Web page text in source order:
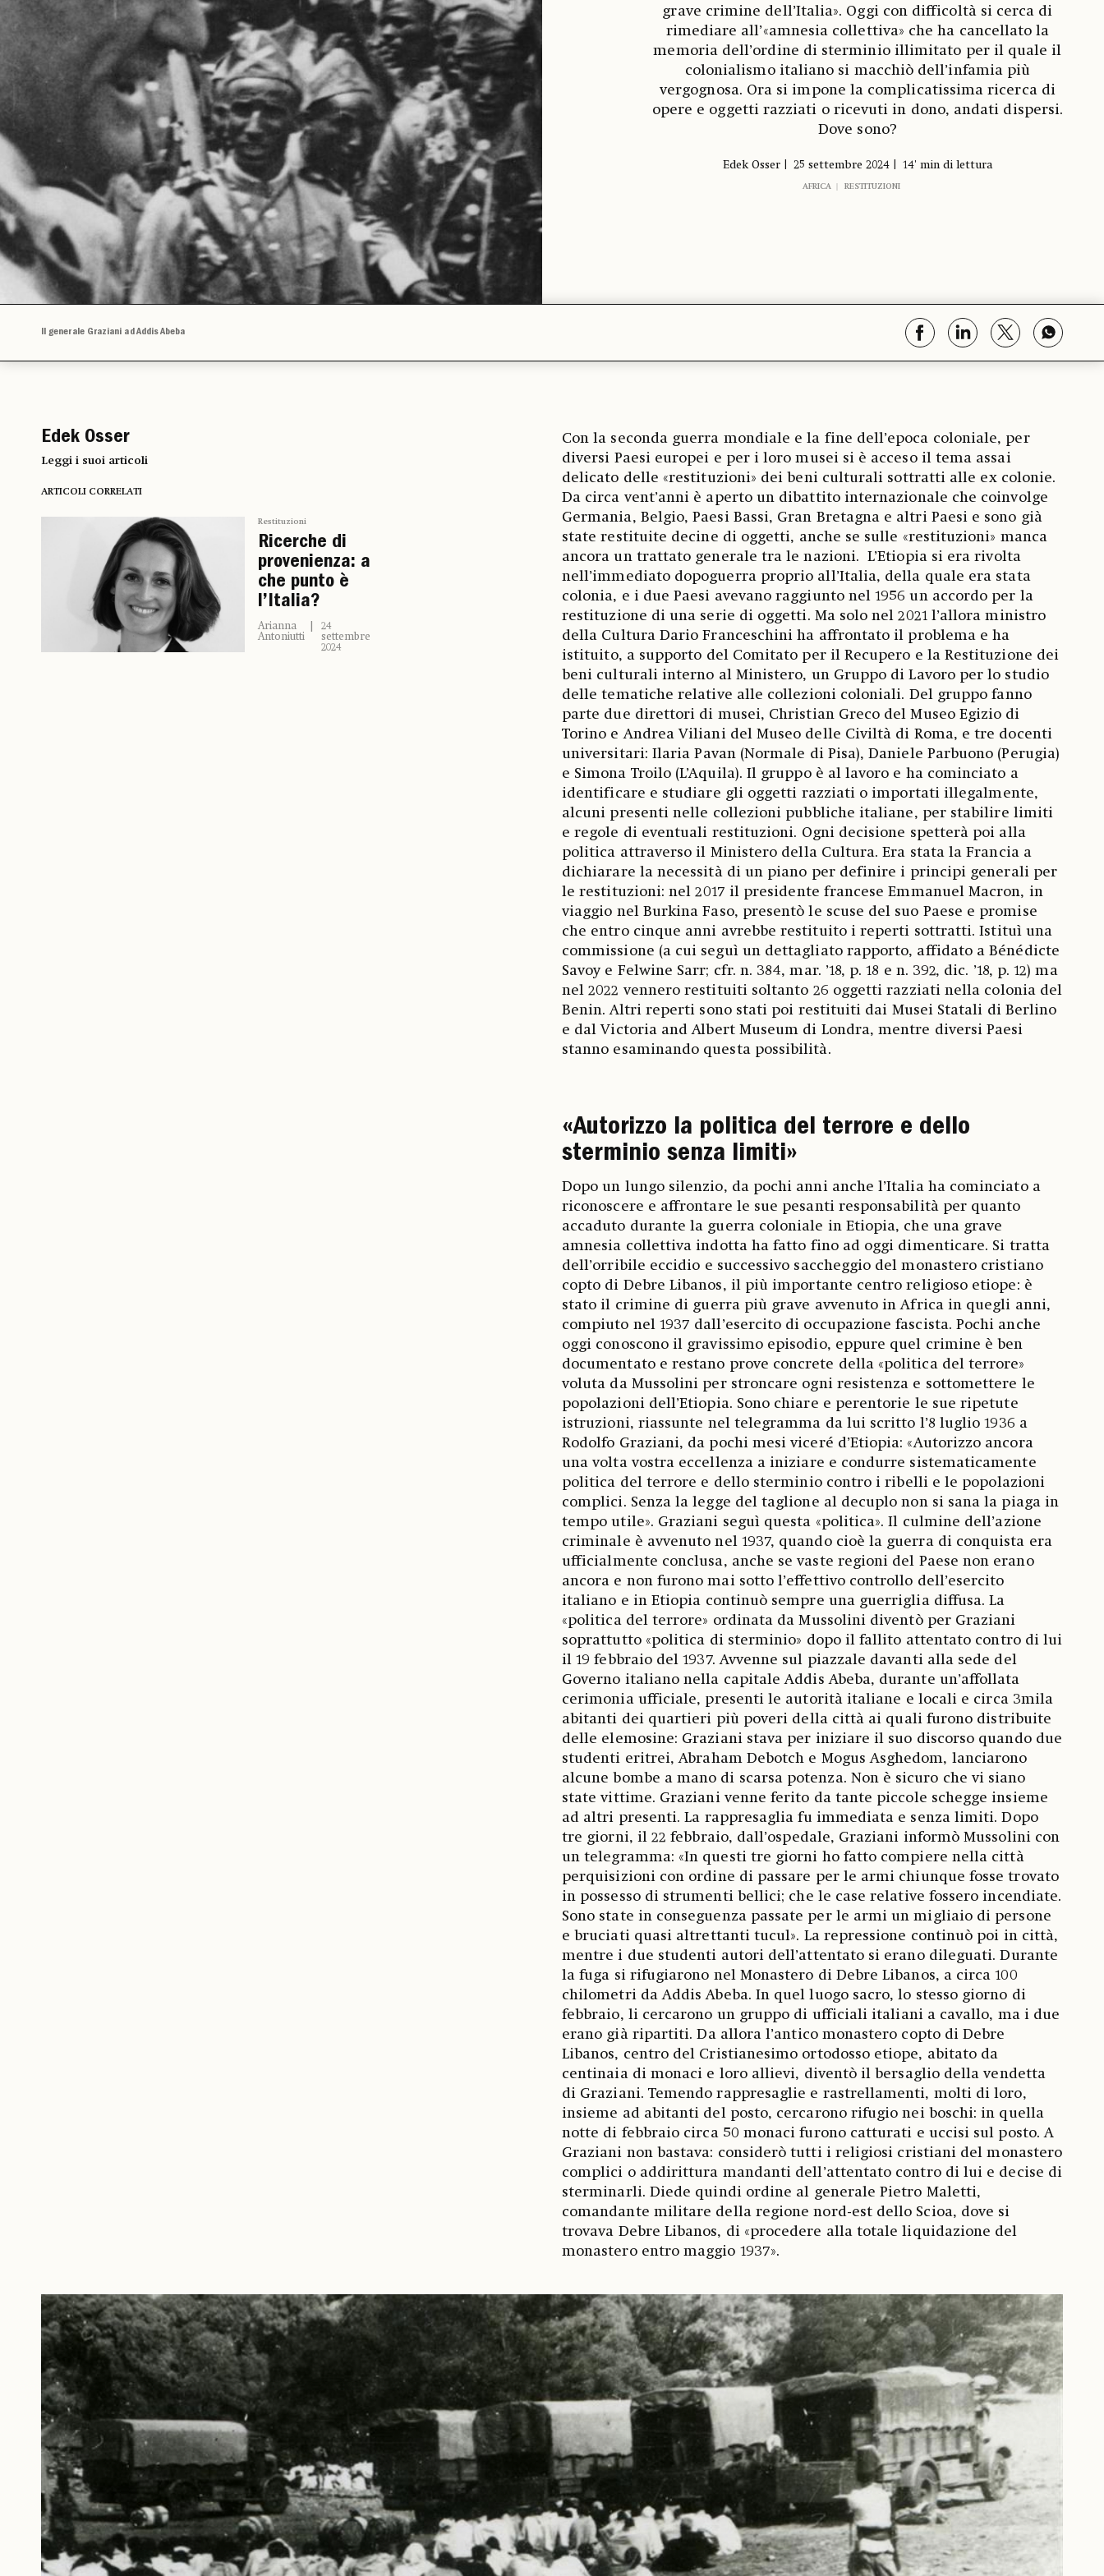
grave crimine dell’Italia». Oggi con difficoltà si cerca di
rimediare all’«amnesia collettiva» che ha cancellato la
memoria dell’ordine di sterminio illimitato per il quale il
colonialismo italiano si macchiò dell’infamia più
vergognosa. Ora si impone la complicatissima ricerca di
opere e oggetti razziati o ricevuti in dono, andati dispersi.
Dove sono?
Edek Osser 25 settembre 2024 14' min di lettura
AFRICA RESTITUZIONI
Il generale Graziani ad Addis Abeba
Edek Osser
Leggi i suoi articoli
ARTICOLI CORRELATI
Restituzioni
Ricerche di
provenienza: a
che punto è
l’Italia?
Arianna
Antoniutti
24
settembre
2024
Con la seconda guerra mondiale e la fine dell’epoca coloniale, per
diversi Paesi europei e per i loro musei si è acceso il tema assai
delicato delle «restituzioni» dei beni culturali sottratti alle ex colonie.
Da circa vent’anni è aperto un dibattito internazionale che coinvolge
Germania, Belgio, Paesi Bassi, Gran Bretagna e altri Paesi e sono già
state restituite decine di oggetti, anche se sulle «restituzioni» manca
ancora un trattato generale tra le nazioni. L’Etiopia si era rivolta
nell’immediato dopoguerra proprio all’Italia, della quale era stata
colonia, e i due Paesi avevano raggiunto nel 1956 un accordo per la
restituzione di una serie di oggetti. Ma solo nel 2021 l’allora ministro
della Cultura Dario Franceschini ha affrontato il problema e ha
istituito, a supporto del Comitato per il Recupero e la Restituzione dei
beni culturali interno al Ministero, un Gruppo di Lavoro per lo studio
delle tematiche relative alle collezioni coloniali. Del gruppo fanno
parte due direttori di musei, Christian Greco del Museo Egizio di
Torino e Andrea Viliani del Museo delle Civiltà di Roma, e tre docenti
universitari: Ilaria Pavan (Normale di Pisa), Daniele Parbuono (Perugia)
e Simona Troilo (L’Aquila). Il gruppo è al lavoro e ha cominciato a
identificare e studiare gli oggetti razziati o importati illegalmente,
alcuni presenti nelle collezioni pubbliche italiane, per stabilire limiti
e regole di eventuali restituzioni. Ogni decisione spetterà poi alla
politica attraverso il Ministero della Cultura. Era stata la Francia a
dichiarare la necessità di un piano per definire i principi generali per
le restituzioni: nel 2017 il presidente francese Emmanuel Macron, in
viaggio nel Burkina Faso, presentò le scuse del suo Paese e promise
che entro cinque anni avrebbe restituito i reperti sottratti. Istituì una
commissione (a cui seguì un dettagliato rapporto, affidato a Bénédicte
Savoy e Felwine Sarr; cfr. n. 384, mar. ’18, p. 18 e n. 392, dic. ’18, p. 12) ma
nel 2022 vennero restituiti soltanto 26 oggetti razziati nella colonia del
Benin. Altri reperti sono stati poi restituiti dai Musei Statali di Berlino
e dal Victoria and Albert Museum di Londra, mentre diversi Paesi
stanno esaminando questa possibilità.
«Autorizzo la politica del terrore e dello
sterminio senza limiti»
Dopo un lungo silenzio, da pochi anni anche l’Italia ha cominciato a
riconoscere e affrontare le sue pesanti responsabilità per quanto
accaduto durante la guerra coloniale in Etiopia, che una grave
amnesia collettiva indotta ha fatto fino ad oggi dimenticare. Si tratta
dell’orribile eccidio e successivo saccheggio del monastero cristiano
copto di Debre Libanos, il più importante centro religioso etiope: è
stato il crimine di guerra più grave avvenuto in Africa in quegli anni,
compiuto nel 1937 dall’esercito di occupazione fascista. Pochi anche
oggi conoscono il gravissimo episodio, eppure quel crimine è ben
documentato e restano prove concrete della «politica del terrore»
voluta da Mussolini per stroncare ogni resistenza e sottomettere le
popolazioni dell’Etiopia. Sono chiare e perentorie le sue ripetute
istruzioni, riassunte nel telegramma da lui scritto l’8 luglio 1936 a
Rodolfo Graziani, da pochi mesi viceré d’Etiopia: «Autorizzo ancora
una volta vostra eccellenza a iniziare e condurre sistematicamente
politica del terrore e dello sterminio contro i ribelli e le popolazioni
complici. Senza la legge del taglione al decuplo non si sana la piaga in
tempo utile». Graziani seguì questa «politica». Il culmine dell’azione
criminale è avvenuto nel 1937, quando cioè la guerra di conquista era
ufficialmente conclusa, anche se vaste regioni del Paese non erano
ancora e non furono mai sotto l’effettivo controllo dell’esercito
italiano e in Etiopia continuò sempre una guerriglia diffusa. La
«politica del terrore» ordinata da Mussolini diventò per Graziani
soprattutto «politica di sterminio» dopo il fallito attentato contro di lui
il 19 febbraio del 1937. Avvenne sul piazzale davanti alla sede del
Governo italiano nella capitale Addis Abeba, durante un’affollata
cerimonia ufficiale, presenti le autorità italiane e locali e circa 3mila
abitanti dei quartieri più poveri della città ai quali furono distribuite
delle elemosine: Graziani stava per iniziare il suo discorso quando due
studenti eritrei, Abraham Debotch e Mogus Asghedom, lanciarono
alcune bombe a mano di scarsa potenza. Non è sicuro che vi siano
state vittime. Graziani venne ferito da tante piccole schegge insieme
ad altri presenti. La rappresaglia fu immediata e senza limiti. Dopo
tre giorni, il 22 febbraio, dall’ospedale, Graziani informò Mussolini con
un telegramma: «In questi tre giorni ho fatto compiere nella città
perquisizioni con ordine di passare per le armi chiunque fosse trovato
in possesso di strumenti bellici; che le case relative fossero incendiate.
Sono state in conseguenza passate per le armi un migliaio di persone
e bruciati quasi altrettanti tucul». La repressione continuò poi in città,
mentre i due studenti autori dell’attentato si erano dileguati. Durante
la fuga si rifugiarono nel Monastero di Debre Libanos, a circa 100
chilometri da Addis Abeba. In quel luogo sacro, lo stesso giorno di
febbraio, li cercarono un gruppo di ufficiali italiani a cavallo, ma i due
erano già ripartiti. Da allora l’antico monastero copto di Debre
Libanos, centro del Cristianesimo ortodosso etiope, abitato da
centinaia di monaci e loro allievi, diventò il bersaglio della vendetta
di Graziani. Temendo rappresaglie e rastrellamenti, molti di loro,
insieme ad abitanti del posto, cercarono rifugio nei boschi: in quella
notte di febbraio circa 50 monaci furono catturati e uccisi sul posto. A
Graziani non bastava: considerò tutti i religiosi cristiani del monastero
complici o addirittura mandanti dell’attentato contro di lui e decise di
sterminarli. Diede quindi ordine al generale Pietro Maletti,
comandante militare della regione nord-est dello Scioa, dove si
trovava Debre Libanos, di «procedere alla totale liquidazione del
monastero entro maggio 1937».